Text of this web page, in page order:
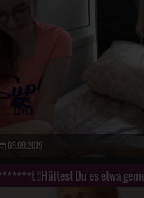
05.09.2019
!!Hättest Du es etwa